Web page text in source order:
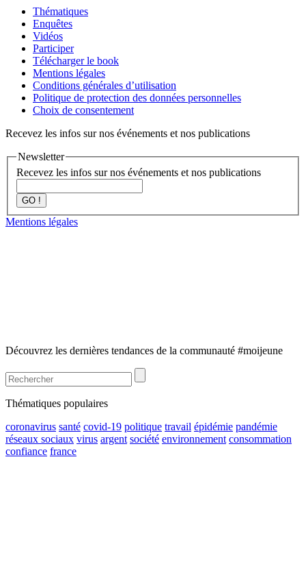
Thématiques
Enquêtes
Vidéos
Participer
Télécharger le book
Mentions légales
Conditions générales d’utilisation
Politique de protection des données personnelles
Choix de consentement
Recevez les infos sur nos événements et nos publications
Newsletter
Recevez les infos sur nos événements et nos publications
GO !
Mentions légales
Découvrez les dernières tendances de la communauté #moijeune
Thématiques populaires
coronavirus santé covid-19 politique travail épidémie pandémie
réseaux sociaux virus argent société environnement consommation
confiance france